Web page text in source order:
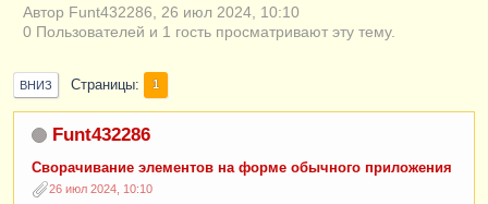
Автор Funt432286, 26 июл 2024, 10:10
0 Пользователей и 1 гость просматривают эту тему.
ВНИЗ Страницы 1
Funt432286
Сворачивание элементов на форме обычного приложения
26 июл 2024, 10:10